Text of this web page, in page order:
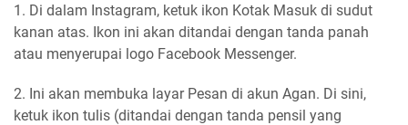
1. Di dalam Instagram, ketuk ikon Kotak Masuk di sudut
kanan atas. Ikon ini akan ditandai dengan tanda panah
atau menyerupai logo Facebook Messenger.
2. Ini akan membuka layar Pesan di akun Agan. Di sini,
ketuk ikon tulis (ditandai dengan tanda pensil yang